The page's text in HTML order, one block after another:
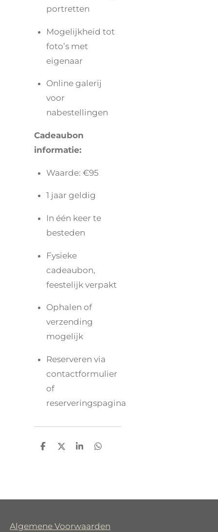
portretten
Mogelijkheid tot
foto’s met
eigenaar
Online galerij
voor
nabestellingen
Cadeaubon
informatie:
Waarde: €95
1 jaar geldig
In één keer te
besteden
Fysieke
cadeaubon,
feestelijk verpakt
Ophalen of
verzending
mogelijk
Reserveren via
contactformulier
of
reserveringspagina
D
D
S
D
Algemene Voorwaarden